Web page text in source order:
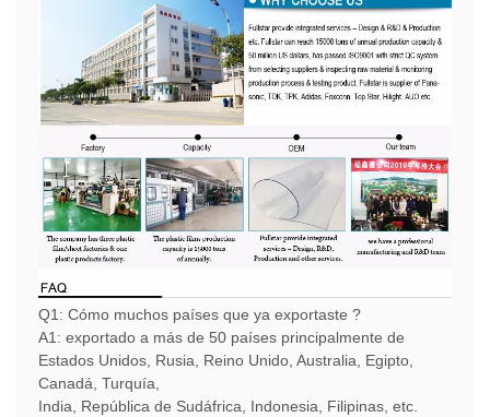
Q1: Cómo muchos países que ya exportaste ?
A1: exportado a más de 50 países principalmente de
Estados Unidos, Rusia, Reino Unido, Australia, Egipto,
Canadá, Turquía,
India, República de Sudáfrica, Indonesia, Filipinas, etc.